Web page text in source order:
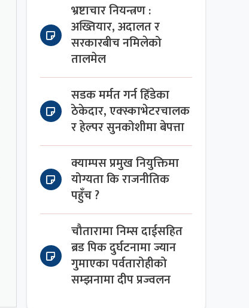
भ्रष्टाचार नियन्त्रण :
अख्तियार, अदालत र
सरकारबीच नमिलेको
तालमेल
सडक मर्मत गर्न हिँडेका
ठेकेदार, एक्स्काभेटरचालक
र हेल्पर सुनकोशीमा बेपत्ता
क्याम्पस प्रमुख नियुक्तिमा
योग्यता कि राजनीतिक
पहुँच ?
चौतारामा निम्स दाईसहित
ब्रड पिक दुर्घटनामा ज्यान
गुमाएका पर्वतारोहीको
सम्झनामा दीप प्रज्वलन